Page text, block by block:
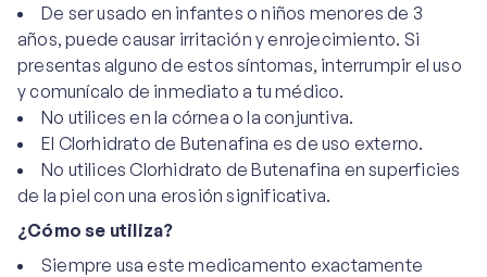
De ser usado en infantes o niños menores de 3
años, puede causar irritación y enrojecimiento. Si
presentas alguno de estos síntomas, interrumpir el uso
y comunícalo de inmediato a tu médico.
No utilices en la córnea o la conjuntiva.
El Clorhidrato de Butenafina es de uso externo.
No utilices Clorhidrato de Butenafina en superficies
de la piel con una erosión significativa.
¿Cómo se utiliza?
Siempre usa este medicamento exactamente